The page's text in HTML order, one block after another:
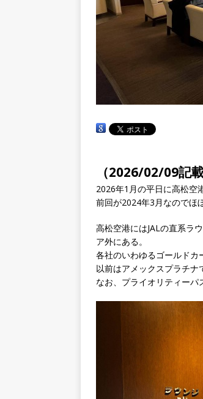
（2026/02/09記載
2026年1月の平日に高松空
前回が2024年3月なのでほ
高松空港にはJALの直系ラ
ア外にある。
各社のいわゆるゴールドカ
以前はアメックスプラチナ
なお、プライオリティーパ